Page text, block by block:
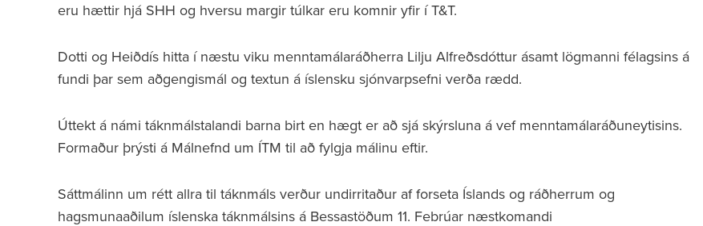
eru hættir hjá SHH og hversu margir túlkar eru komnir yfir í T&T.
Dotti og Heiðdís hitta í næstu viku menntamálaráðherra Lilju Alfreðsdóttur ásamt lögmanni félagsins á
fundi þar sem aðgengismál og textun á íslensku sjónvarpsefni verða rædd.
Úttekt á námi táknmálstalandi barna birt en hægt er að sjá skýrsluna á vef menntamálaráðuneytisins.
Formaður þrýsti á Málnefnd um ÍTM til að fylgja málinu eftir.
Sáttmálinn um rétt allra til táknmáls verður undirritaður af forseta Íslands og ráðherrum og
hagsmunaaðilum íslenska táknmálsins á Bessastöðum 11. Febrúar næstkomandi